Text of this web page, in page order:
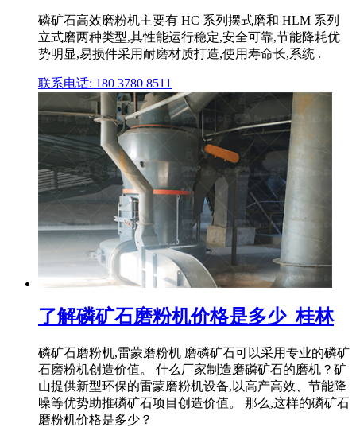
磷矿石高效磨粉机主要有 HC 系列摆式磨和 HLM 系列
立式磨两种类型,其性能运行稳定,安全可靠,节能降耗优
势明显,易损件采用耐磨材质打造,使用寿命长,系统 .
联系电话: 180 3780 8511
了解磷矿石磨粉机价格是多少_桂林
磷矿石磨粉机,雷蒙磨粉机 磨磷矿石可以采用专业的磷矿
石磨粉机创造价值。 什么厂家制造磨磷矿石的磨机？矿
山提供新型环保的雷蒙磨粉机设备,以高产高效、节能降
噪等优势助推磷矿石项目创造价值。 那么,这样的磷矿石
磨粉机价格是多少？